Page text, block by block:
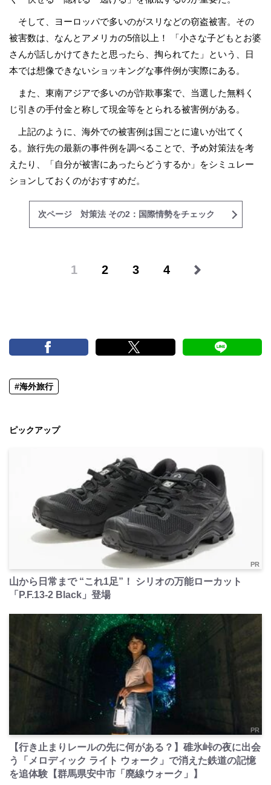
そして、ヨーロッパで多いのがスリなどの窃盗被害。その
被害数は、なんとアメリカの5倍以上！ 「小さな子どもとお婆
さんが話しかけてきたと思ったら、掏られてた」という、日
本では想像できないショッキングな事件例が実際にある。
また、東南アジアで多いのが詐欺事案で、当選した無料く
じ引きの手付金と称して現金等をとられる被害例がある。
上記のように、海外での被害例は国ごとに違いが出てく
る。旅行先の最新の事件例を調べることで、予め対策法を考
えたり、「自分が被害にあったらどうするか」をシミュレー
ションしておくのがおすすめだ。
次ページ 対策法 その2：国際情勢をチェック
1 2 3 4
#海外旅行
ピックアップ
PR
山から日常まで “これ1足”！ シリオの万能ローカット
「P.F.13-2 Black」登場
PR
【行き止まりレールの先に何がある？】碓氷峠の夜に出会
う「メロディック ライト ウォーク」で消えた鉄道の記憶
を追体験【群馬県安中市「廃線ウォーク」】